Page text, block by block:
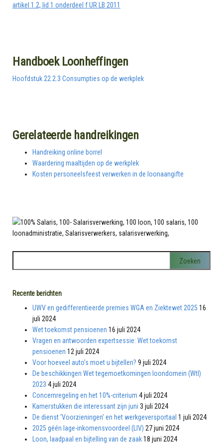
artikel 1.2, lid 1 onderdeel f UR LB 2011
Handboek Loonheffingen
Hoofdstuk 22.2.3 Consumpties op de werkplek
Gerelateerde handreikingen
Handreiking online borrel
Waardering maaltijden op de werkplek
Kosten personeelsfeest verwerken in de loonaangifte
Recente berichten
UWV en gedifferentieerde premies WGA en Ziektewet 2025 16
juli 2024
Wet toekomst pensioenen 16 juli 2024
Vragen en antwoorden expertsessie: Wet toekomst
pensioenen 12 juli 2024
Voor hoeveel auto’s moet u bijtellen? 9 juli 2024
De beschikkingen Wet tegemoetkomingen loondomein (Wtl)
2023 4 juli 2024
Concernregeling en het 10%-criterium 4 juli 2024
Kamerstukken die interessant zijn juni 3 juli 2024
De dienst ‘Voorzieningen’ en het werkgeversportaal 1 juli 2024
2025 géén lage-inkomensvoordeel (LIV) 27 juni 2024
Loon, laadpaal en bijtelling van de zaak18 juni 2024